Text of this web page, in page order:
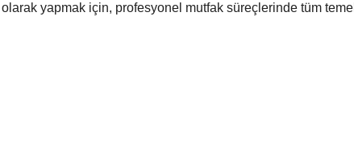
yapmak için, profesyonel mutfak süreçlerinde tüm temel